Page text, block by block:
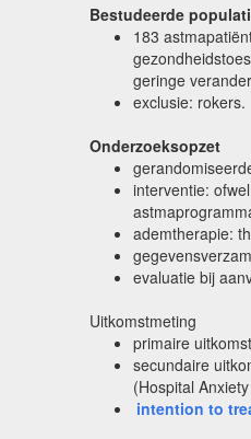
Bestudeerde
183
geringe
exclusie: rokers.
Onderzoeksopzet
interventie:
ademtherapie:
evaluatie bij
Uitkomstmeting
primaire
secundaire
(Hospital
intention to